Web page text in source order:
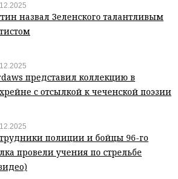
назвал Зеленского талантливым
представил коллекцию в
с отсылкой к чеченской поэзии
полиции и бойцы 96-го
провели учения по стрельбе